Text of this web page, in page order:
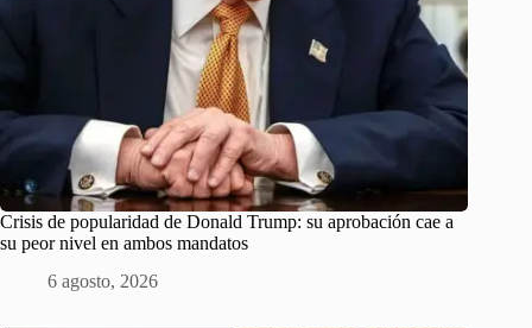
Crisis de popularidad de Donald Trump: su aprobación cae a
su peor nivel en ambos mandatos
6 agosto, 2026